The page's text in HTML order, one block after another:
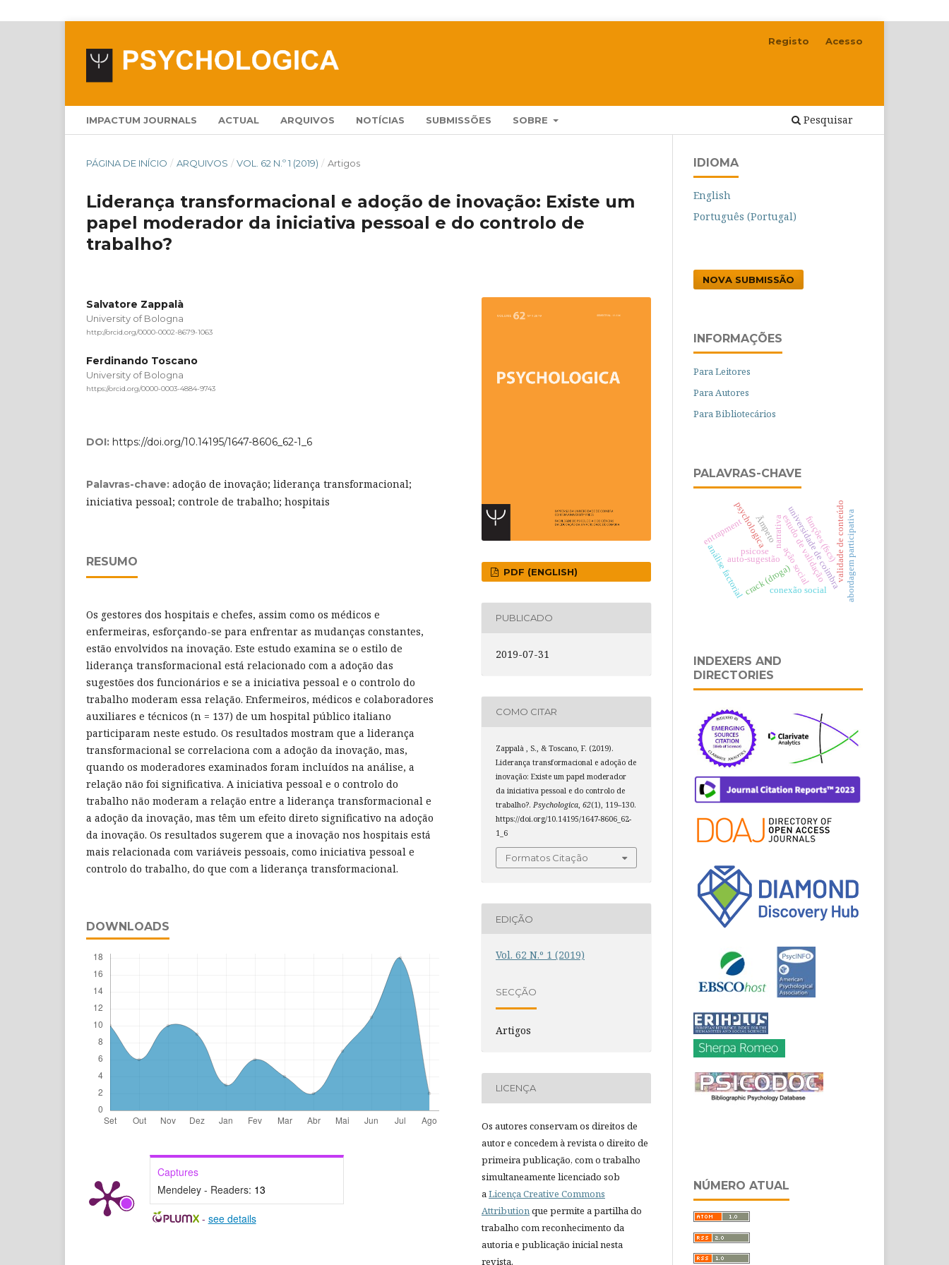
IMPACTUM JOURNALS ACTUAL ARQUIVOS NOTÍCIAS SUBMISSÕES SOBRE Pesquisar
Registo Acesso
PÁGINA DE INÍCIO / ARQUIVOS / VOL. 62 N.º 1 (2019) / Artigos
Liderança transformacional e adoção de inovação: Existe um
papel moderador da iniciativa pessoal e do controlo de
trabalho?
Salvatore Zappalà
University of Bologna
http://orcid.org/0000-0002-8679-1063
Ferdinando Toscano
University of Bologna
https://orcid.org/0000-0003-4884-9743
DOI: https://doi.org/10.14195/1647-8606_62-1_6
Palavras-chave: adoção de inovação; liderança transformacional;
iniciativa pessoal; controle de trabalho; hospitais
RESUMO
Os gestores dos hospitais e chefes, assim como os médicos e
enfermeiras, esforçando-se para enfrentar as mudanças constantes,
estão envolvidos na inovação. Este estudo examina se o estilo de
liderança transformacional está relacionado com a adoção das
sugestões dos funcionários e se a iniciativa pessoal e o controlo do
trabalho moderam essa relação. Enfermeiros, médicos e colaboradores
auxiliares e técnicos (n = 137) de um hospital público italiano
participaram neste estudo. Os resultados mostram que a liderança
transformacional se correlaciona com a adoção da inovação, mas,
quando os moderadores examinados foram incluídos na análise, a
relação não foi significativa. A iniciativa pessoal e o controlo do
trabalho não moderam a relação entre a liderança transformacional e
a adoção da inovação, mas têm um efeito direto significativo na adoção
da inovação. Os resultados sugerem que a inovação nos hospitais está
mais relacionada com variáveis pessoais, como iniciativa pessoal e
controlo do trabalho, do que com a liderança transformacional.
DOWNLOADS
Captures
Mendeley - Readers: 13
- see details
PDF (ENGLISH)
PUBLICADO
2019-07-31
COMO CITAR
Zappalà , S., & Toscano, F. (2019).
Liderança transformacional e adoção de
inovação: Existe um papel moderador
da iniciativa pessoal e do controlo de
trabalho?.Psychologica,62(1), 119–130.
https://doi.org/10.14195/1647-8606_62-
1_6
Formatos Citação
EDIÇÃO
Vol. 62 N.º 1 (2019)
SECÇÃO
Artigos
LICENÇA
Os autores conservam os direitos de
autor e concedem à revista o direito de
primeira publicação, com o trabalho
simultaneamente licenciado sob
a Licença Creative Commons
Attribution que permite a partilha do
trabalho com reconhecimento da
autoria e publicação inicial nesta
revista.
IDIOMA
English
Português (Portugal)
NOVA SUBMISSÃO
INFORMAÇÕES
Para Leitores
Para Autores
Para Bibliotecários
PALAVRAS-CHAVE
auto-sugestãoação social
universidade de coimbra
psychologica
análise factorial
narrativa
entrapment
crack (droga) validade de conteúdoabordagem participativa
conexão social
estudo de validação
funções (fscs)
psicose
Ãmpeto
INDEXERS AND
DIRECTORIES
NÚMERO ATUAL